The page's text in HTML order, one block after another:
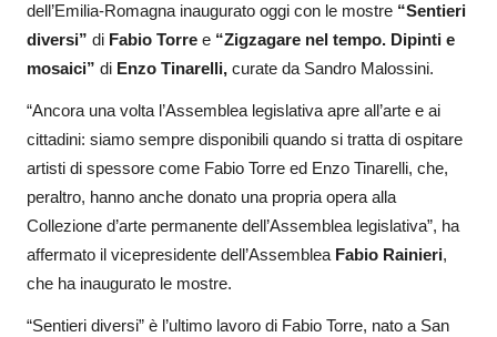
dell’Emilia-Romagna inaugurato oggi con le mostre “Sentieri
diversi” di Fabio Torre e “Zigzagare nel tempo. Dipinti e
mosaici” di Enzo Tinarelli, curate da Sandro Malossini.
“Ancora una volta l’Assemblea legislativa apre all’arte e ai
cittadini: siamo sempre disponibili quando si tratta di ospitare
artisti di spessore come Fabio Torre ed Enzo Tinarelli, che,
peraltro, hanno anche donato una propria opera alla
Collezione d’arte permanente dell’Assemblea legislativa”, ha
affermato il vicepresidente dell’Assemblea Fabio Rainieri,
che ha inaugurato le mostre.
“Sentieri diversi” è l’ultimo lavoro di Fabio Torre, nato a San